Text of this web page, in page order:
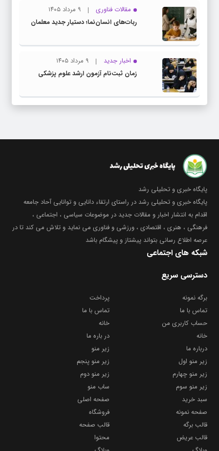
مقالات فناوری
۹ مرداد ۱۴۰۵
ربات‌های انسان‌نما؛ دستیار جدید معلمان
اخبار جدید
۹ مرداد ۱۴۰۵
زمان ثبت‌نام آزمون ارشد علوم پزشکی
پایگاه خبری و تحلیلی رشد
پایگاه خبری و تحلیلی رشد در راستای ارتقاء دانایی و توانایی آحاد جامعه
اقدام به انتشار اخبار و مقالات جدید در موضوعات سیاسی ، اجتماعی ،
فرهنگی ، هنری ، اقتصادی ، ورزشی و فناوری می نماید و تلاش می کند تا در
عرصه اطلاع رسانی بتواند پیشتاز و پیشگام باشد
شبکه های اجتماعی
دسترسی سریع
برگه نمونه
پرداخت
تماس با ما
تماس با ما
حساب کاربری من
خانه
خانه
در باره ما
درباره ما
زیر منو
زیر منو اول
زیر منو پنجم
زیر منو چهارم
زیر منو دوم
زیر منو سوم
ساب منو
سبد خرید
صفحه اصلی
صفحه نمونه
فروشگاه
قالب برگه
قالب صفحه
قالب عریض
محتوا